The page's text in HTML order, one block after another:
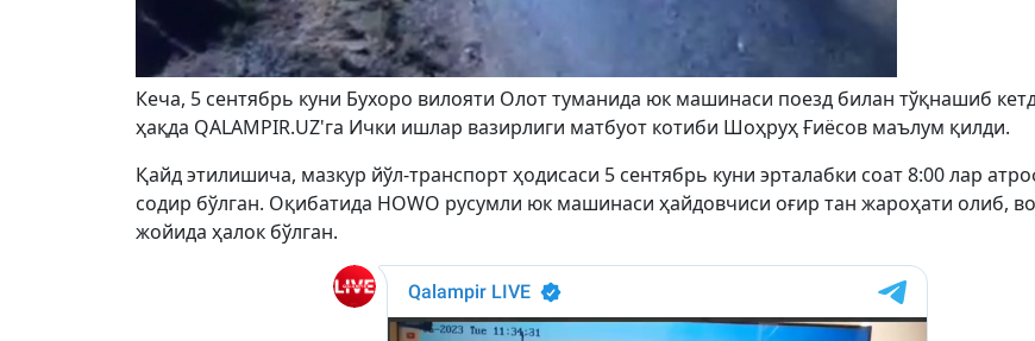
Кеча, 5 сентябрь куни Бухоро вилояти Олот туманида юк машинаси поезд билан тўқнашиб
ҳақда QALAMPIR.UZ'га Ички ишлар вазирлиги матбуот котиби Шоҳруҳ Ғиёсов маълум қилди.
Қайд этилишича, мазкур йўл-транспорт ҳодисаси 5 сентябрь куни эрталабки соат 8:00 лар
содир бўлган. Оқибатида HOWO русумли юк машинаси ҳайдовчиси оғир тан жароҳати олиб,
жойида ҳалок бўлган.